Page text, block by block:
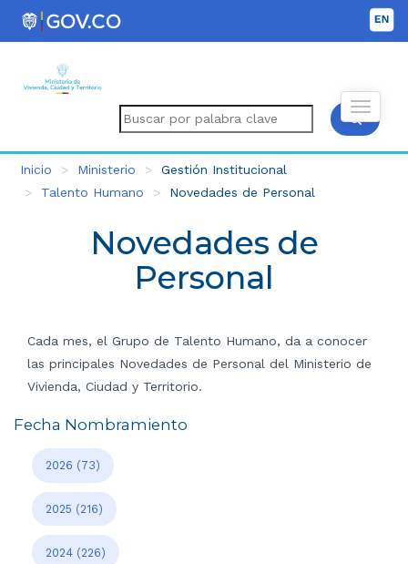
Inicio Ministerio
Gestión Institucional
Talento Humano
Novedades de Personal
Novedades de
Personal
Cada mes, el Grupo de Talento Humano, da a conocer
las principales Novedades de Personal del Ministerio de
Vivienda, Ciudad y Territorio.
Fecha Nombramiento
2026 (73)
2025 (216)
2024 (226)